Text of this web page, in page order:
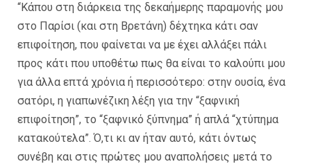
“Κάπου στη διάρκεια της δεκαήμερης παραμονής μου
στο Παρίσι (και στη Βρετάνη) δέχτηκα κάτι σαν
επιφοίτηση, που φαίνεται να με έχει αλλάξει πάλι
προς κάτι που υποθέτω πως θα είναι το καλούπι μου
για άλλα επτά χρόνια ή περισσότερο: στην ουσία, ένα
σατόρι, η γιαπωνέζικη λέξη για την “ξαφνική
επιφοίτηση”, το “ξαφνικό ξύπνημα” ή απλά “χτύπημα
κατακούτελα”. Ό,τι κι αν ήταν αυτό, κάτι όντως
συνέβη και στις πρώτες μου αναπολήσεις μετά το